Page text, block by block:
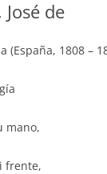
de
(España, 1808 –
mano,
frente,